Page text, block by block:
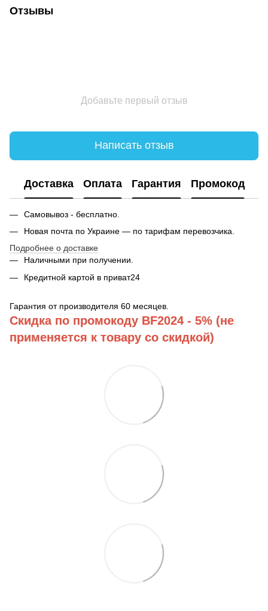
Отзывы
Добавьте первый отзыв
Написать отзыв
Доставка Оплата Гарантия Промокод
Самовывоз - бесплатно.
Новая почта по Украине — по тарифам перевозчика.
Подробнее о доставке
Наличными при получении.
Кредитной картой в приват24
Гарантия от производителя 60 месяцев.
Скидка по промокоду BF2024 - 5% (не
применяется к товару со скидкой)